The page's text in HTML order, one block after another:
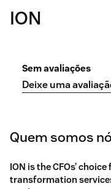
ION
Sem avaliações
Deixe uma
Quem somos
ION is the CFOs’
transformation